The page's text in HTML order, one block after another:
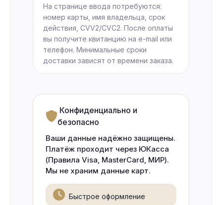
На странице ввода потребуются:
номер карты, имя владельца, срок
действия, CVV2/CVC2. После оплаты
вы получите квитанцию на e-mail или
телефон. Минимальные сроки
доставки зависят от времени заказа.
Конфиденциально и
безопасно
Ваши данные надёжно защищены.
Платёж проходит через ЮКасса
(Правила Visa, MasterCard, МИР).
Мы не храним данные карт.
Быстрое оформление